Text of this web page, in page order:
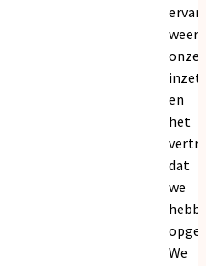
onze
inzet
en
het
dat
we
We